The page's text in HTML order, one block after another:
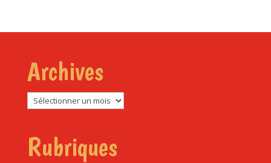
Archives
Archives
Rubriques